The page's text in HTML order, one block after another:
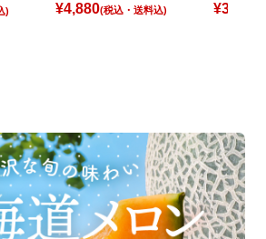
¥4,880(税込) ¥3,980